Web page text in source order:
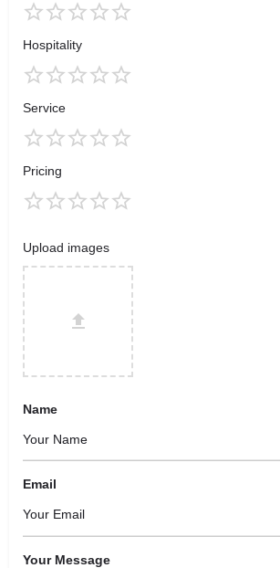
Hospitality
Service
Pricing
Upload images
Name
Email
Your Message